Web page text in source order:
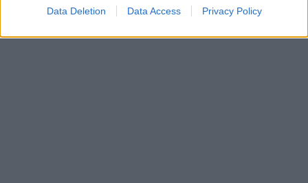
Data Deletion Data Access Privacy Policy